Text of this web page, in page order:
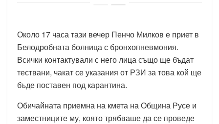
Около 17 часа тази вечер Пенчо Милков е приет в
Белодробната болница с бронхопневмония.
Всички контактували с него лица също ще бъдат
тествани, чакат се указания от РЗИ за това кой ще
бъде поставен под карантина.
Обичайната приемна на кмета на Община Русе и
заместниците му, която трябваше да се проведе